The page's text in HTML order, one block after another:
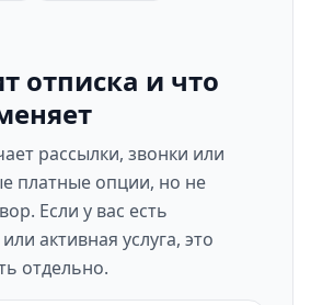
отписка и что
рассылки, звонки или
платные опции, но не
Если у вас есть
активная услуга, это
отдельно.